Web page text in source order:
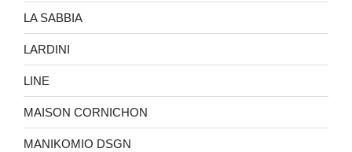
LA SABBIA
LARDINI
LINE
MAISON CORNICHON
MANIKOMIO DSGN